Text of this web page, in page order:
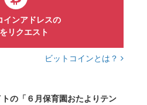
インアドレスの
リクエスト
ビットコインとは？
の「６月保育園おたよりテン